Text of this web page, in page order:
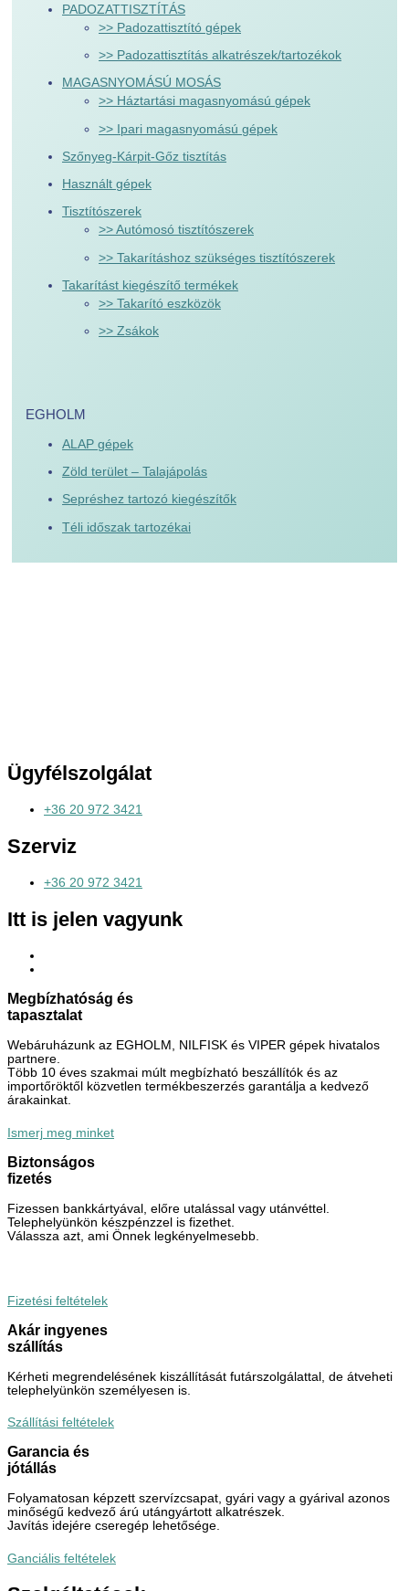
PADOZATTISZTÍTÁS
>> Padozattisztító gépek
>> Padozattisztítás alkatrészek/tartozékok
MAGASNYOMÁSÚ MOSÁS
>> Háztartási magasnyomású gépek
>> Ipari magasnyomású gépek
Szőnyeg-Kárpit-Gőz tisztítás
Használt gépek
Tisztítószerek
>> Autómosó tisztítószerek
>> Takarításhoz szükséges tisztítószerek
Takarítást kiegészítő termékek
>> Takarító eszközök
>> Zsákok
EGHOLM
ALAP gépek
Zöld terület – Talajápolás
Sepréshez tartozó kiegészítők
Téli időszak tartozékai
Ügyfélszolgálat
+36 20 972 3421
Szerviz
+36 20 972 3421
Itt is jelen vagyunk
Megbízhatóság és
tapasztalat
Webáruházunk az EGHOLM, NILFISK és VIPER gépek hivatalos
partnere.
Több 10 éves szakmai múlt megbízható beszállítók és az
importőröktől közvetlen termékbeszerzés garantálja a kedvező
árakainkat.
Ismerj meg minket
Biztonságos
fizetés
Fizessen bankkártyával, előre utalással vagy utánvéttel.
Telephelyünkön készpénzzel is fizethet.
Válassza azt, ami Önnek legkényelmesebb.
Fizetési feltételek
Akár ingyenes
szállítás
Kérheti megrendelésének kiszállítását futárszolgálattal, de átveheti
telephelyünkön személyesen is.
Szállítási feltételek
Garancia és
jótállás
Folyamatosan képzett szervízcsapat, gyári vagy a gyárival azonos
minőségű kedvező árú utángyártott alkatrészek.
Javítás idejére cseregép lehetősége.
Ganciális feltételek